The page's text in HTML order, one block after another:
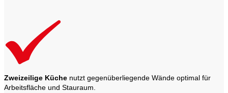
Zweizeilige Küche nutzt gegenüberliegende Wände optimal für
Arbeitsfläche und Stauraum.